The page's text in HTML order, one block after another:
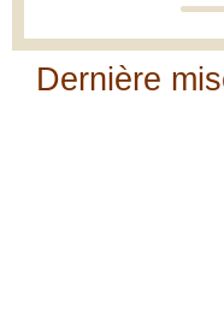
Dernière